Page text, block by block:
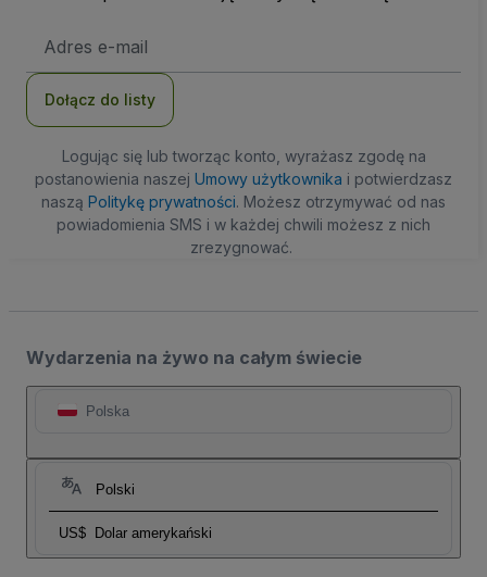
e-
Dołącz do listy
Logując się lub tworząc konto, wyrażasz zgodę na
postanowienia naszej Umowy użytkownika i potwierdzasz
naszą Politykę prywatności. Możesz otrzymywać od nas
powiadomienia SMS i w każdej chwili możesz z nich
zrezygnować.
Wydarzenia na żywo na całym świecie
Polska
Polski
US$ Dolar amerykański